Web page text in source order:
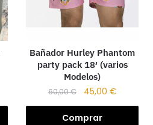
Bañador Hurley Phantom
party pack 18′ (varios
Modelos)
60,00€ 45,00 €
Comprar